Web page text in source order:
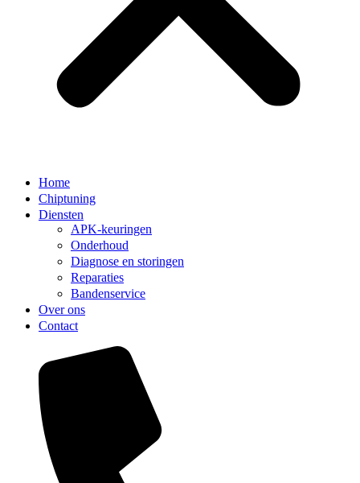
Home
Chiptuning
Diensten
APK-keuringen
Onderhoud
Diagnose en storingen
Reparaties
Bandenservice
Over ons
Contact